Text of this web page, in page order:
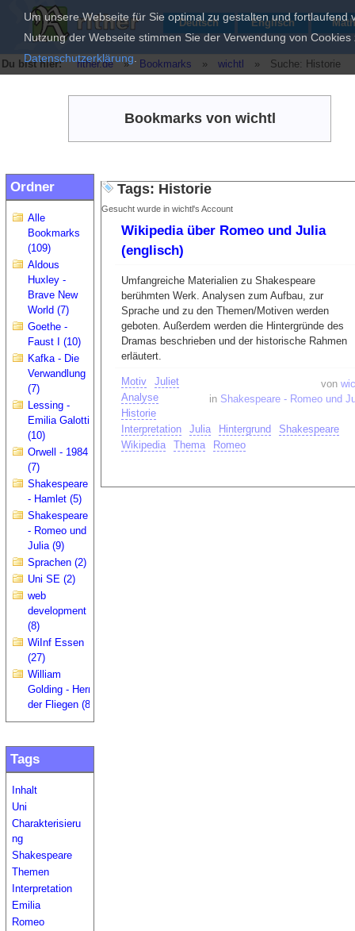
Deutsch Englisch
Du bist hier: rither.de » Bookmarks » wichtl » Suche: Historie
Bookmarks von wichtl
Ordner
Alle
Bookmarks
(109)
Aldous
Huxley -
Brave New
World (7)
Goethe -
Faust I (10)
Kafka - Die
Verwandlung
(7)
Lessing -
Emilia Galotti
(10)
Orwell - 1984
(7)
Shakespeare
- Hamlet (5)
Shakespeare
- Romeo und
Julia (9)
Sprachen (2)
Uni SE (2)
web
development
(8)
WiInf Essen
(27)
William
Golding - Herr
der Fliegen (8)
Tags
Inhalt
Uni
Charakterisieru
ng
Shakespeare
Themen
Interpretation
Emilia
Romeo
Tags: Historie
Gesucht wurde in wichtl's Account
Wikipedia über Romeo und Julia
(englisch)
Umfangreiche Materialien zu Shakespeare
berühmten Werk. Analysen zum Aufbau, zur
Sprache und zu den Themen/Motiven werden
geboten. Außerdem werden die Hintergründe des
Dramas beschrieben und der historische Rahmen
erläutert.
von
in Shakespeare - Romeo und
Motiv
Juliet
Analyse
Historie
Interpretation
Julia Hintergrund
Shakespeare
Wikipedia
Thema Romeo
Um unsere Webseite für Sie optimal zu gestalten und
Nutzung der Webseite stimmen Sie der Verwendung von
Datenschutzerklärung.